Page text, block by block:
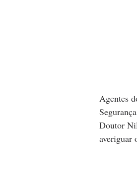
Agentes
Doutor
averiguar